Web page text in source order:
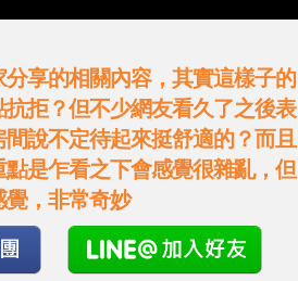
分享的相關內容，其實這樣子的
拒？但不少網友看久了之後表
說不定待起來挺舒適的？而且
是乍看之下會感覺很雜亂，但
，非常奇妙